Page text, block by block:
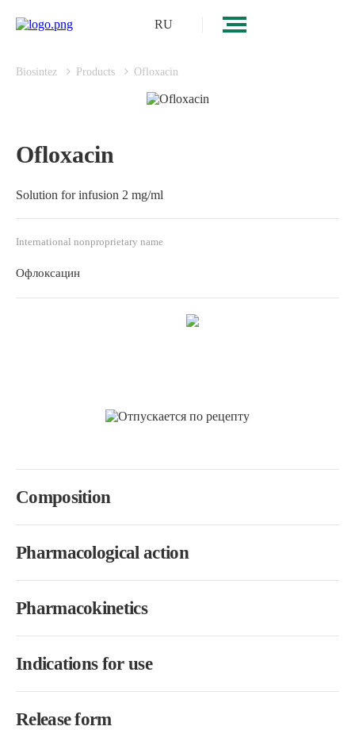
RU
Biosintez Products Ofloxacin
Ofloxacin
Solution for infusion 2 mg/ml
International nonproprietary name
Офлоксацин
Composition
Pharmacological action
Pharmacokinetics
Indications for use
Release form